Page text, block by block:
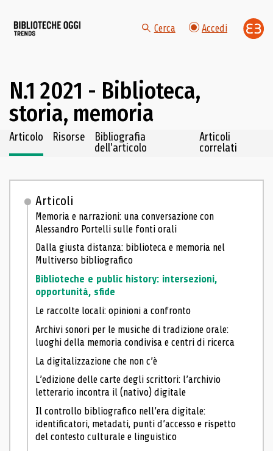
Cerca Accedi
N.1 2021 - Biblioteca,
storia, memoria
Navigazione dei contenuti del fascicolo
Articolo Risorse
Bibliografia
dell'articolo
Articoli
correlati
Articoli
Memoria e narrazioni: una conversazione con
Alessandro Portelli sulle fonti orali
Dalla giusta distanza: biblioteca e memoria nel
Multiverso bibliografico
Biblioteche e public history: intersezioni,
opportunità, sfide
Le raccolte locali: opinioni a confronto
Archivi sonori per le musiche di tradizione orale:
luoghi della memoria condivisa e centri di ricerca
La digitalizzazione che non c’è
L’edizione delle carte degli scrittori: l’archivio
letterario incontra il (nativo) digitale
Il controllo bibliografico nell’era digitale:
identificatori, metadati, punti d’accesso e rispetto
del contesto culturale e linguistico